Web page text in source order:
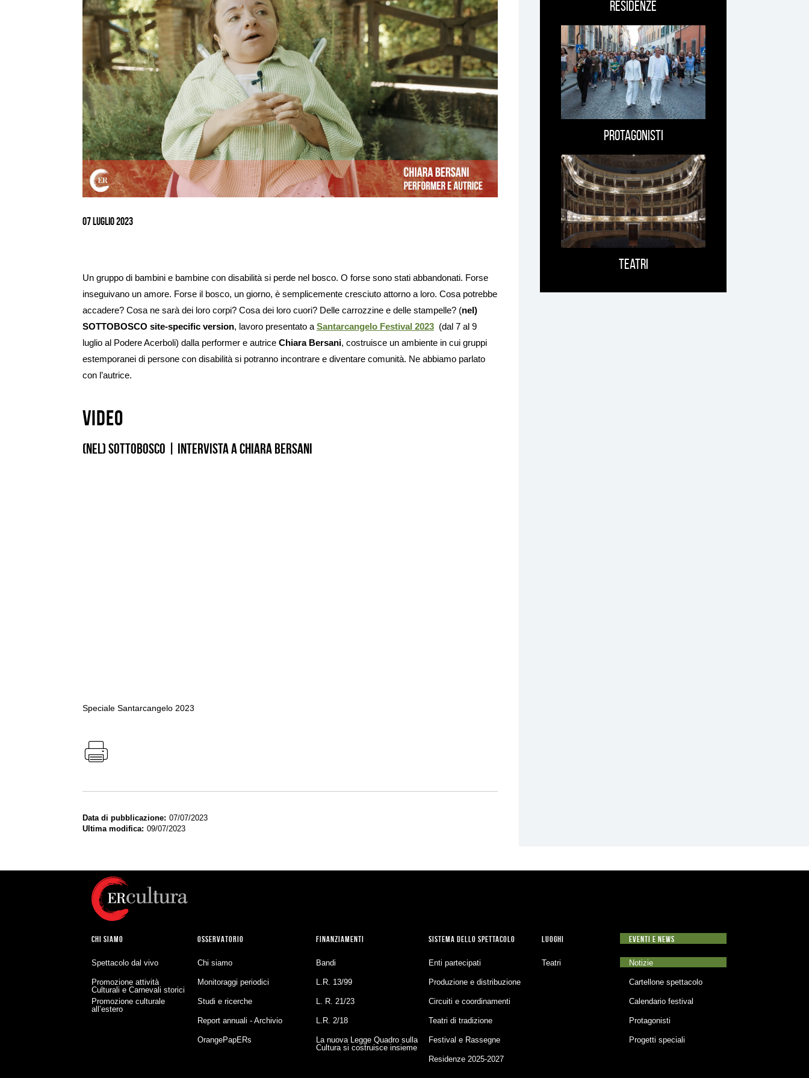
07 Luglio 2023
Un gruppo di bambini e bambine con disabilità si perde nel bosco. O forse sono stati abbandonati. Forse
inseguivano un amore. Forse il bosco, un giorno, è semplicemente cresciuto attorno a loro. Cosa potrebbe
accadere? Cosa ne sarà dei loro corpi? Cosa dei loro cuori? Delle carrozzine e delle stampelle? (nel)
SOTTOBOSCO site-specific version, lavoro presentato a Santarcangelo Festival 2023 (dal 7 al 9
luglio al Podere Acerboli) dalla performer e autrice Chiara Bersani, costruisce un ambiente in cui gruppi
estemporanei di persone con disabilità si potranno incontrare e diventare comunità. Ne abbiamo parlato
con l’autrice.
Video
(nel) sottobosco | Intervista a Chiara Bersani
Speciale Santarcangelo 2023
Data di pubblicazione
07/07/2023
Ultima modifica
09/07/2023
Residenze
Protagonisti
Teatri
CHI SIAMO
Spettacolo dal vivo
Promozione attività
Culturali e Carnevali storici
Promozione culturale
all’estero
OSSERVATORIO
Chi siamo
Monitoraggi periodici
Studi e ricerche
Report annuali - Archivio
OrangePapERs
FINANZIAMENTI
Bandi
L.R. 13/99
L. R. 21/23
L.R. 2/18
La nuova Legge Quadro sulla
Cultura si costruisce insieme
SISTEMA DELLO SPETTACOLO
Enti partecipati
Produzione e distribuzione
Circuiti e coordinamenti
Teatri di tradizione
Festival e Rassegne
Residenze 2025-2027
LUOGHI
Teatri
EVENTI E NEWS
Notizie
Cartellone spettacolo
Calendario festival
Protagonisti
Progetti speciali